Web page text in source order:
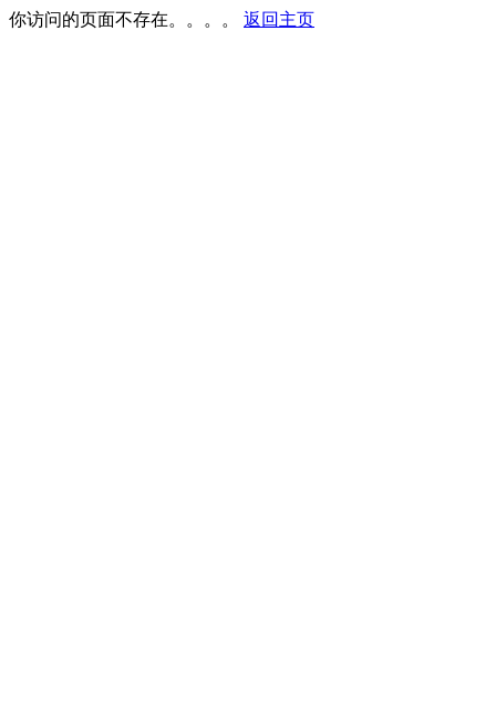
你访问的页面不存在。。。。 返回主页